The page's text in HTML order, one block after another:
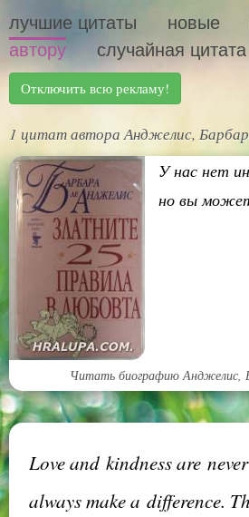
лучшие цитаты новые
автору
случайная цитата
Отключить всю рекламу!
1 цитат автора Анджелис,
У нас нет
но вы
Читать биографию Анджелис,
Love and kindness are
always make a difference.